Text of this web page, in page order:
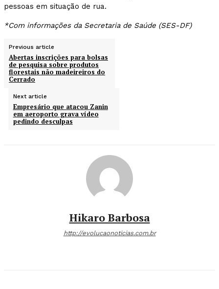
pessoas em situação de rua.
*Com informações da Secretaria de Saúde (SES-DF)
Previous article
Abertas inscrições para bolsas
de pesquisa sobre produtos
florestais não madeireiros do
Cerrado
Next article
Empresário que atacou Zanin
em aeroporto grava vídeo
pedindo desculpas
Hikaro Barbosa
http://evolucaonoticias.com.br